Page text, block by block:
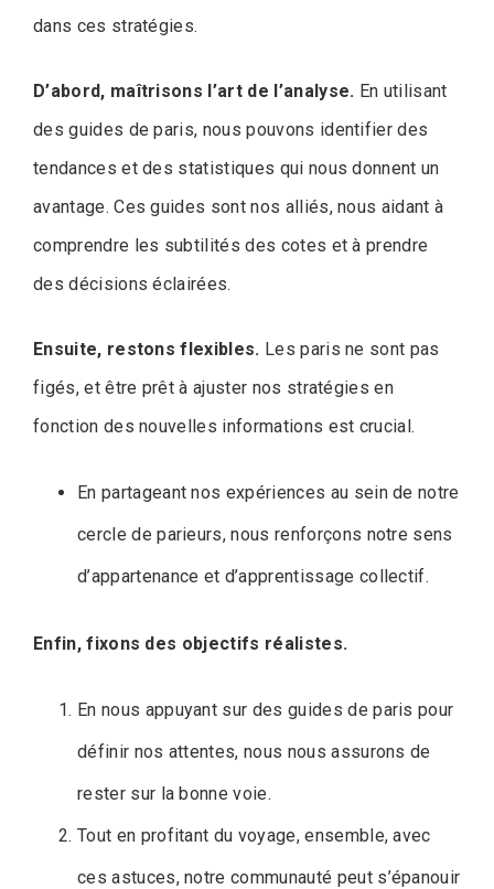
dans ces stratégies.
D’abord, maîtrisons l’art de l’analyse. En utilisant
des guides de paris, nous pouvons identifier des
tendances et des statistiques qui nous donnent un
avantage. Ces guides sont nos alliés, nous aidant à
comprendre les subtilités des cotes et à prendre
des décisions éclairées.
Ensuite, restons flexibles. Les paris ne sont pas
figés, et être prêt à ajuster nos stratégies en
fonction des nouvelles informations est crucial.
En partageant nos expériences au sein de notre
cercle de parieurs, nous renforçons notre sens
d’appartenance et d’apprentissage collectif.
Enfin, fixons des objectifs réalistes.
En nous appuyant sur des guides de paris pour
définir nos attentes, nous nous assurons de
rester sur la bonne voie.
Tout en profitant du voyage, ensemble, avec
ces astuces, notre communauté peut s’épanouir